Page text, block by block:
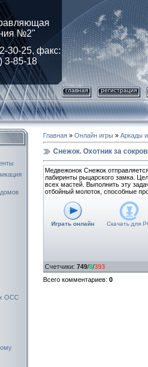
№2"
30-25, факс:
3-85-18
главная регистрация
ОСС
Главная » Онлайн игры » Аркады
Снежок. Охотник за
Медвежонок Снежок
лабиринты рыцарского замка.
всех мастей. Выполнить эту
отбойный молоток, способные
Играть онлайн Скачать для
Счетчики: 749/8/393
Всего комментариев: 0